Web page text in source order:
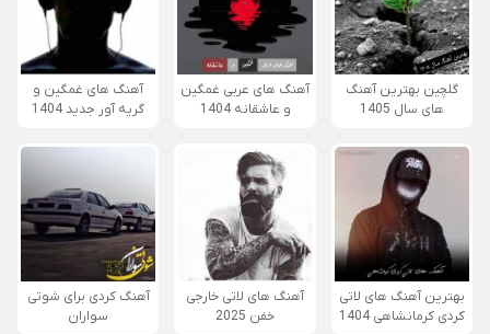
گلچین بهترین آهنگ
های سال 1405
آهنگ های عربی غمگین
و عاشقانه 1404
آهنگ های غمگین و
گریه آور جدید 1404
بهترین آهنگ های لاتی
کردی کرمانشاهی 1404
آهنگ های لاتی خارجی
خفن 2025
آهنگ کردی برای شوتی
سواران